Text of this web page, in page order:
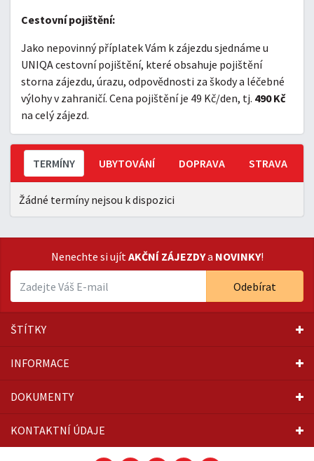
Cestovní pojištění:
Jako nepovinný příplatek Vám k zájezdu sjednáme u
UNIQA cestovní pojištění, které obsahuje pojištění
storna zájezdu, úrazu, odpovědnosti za škody a léčebné
výlohy v zahraničí. Cena pojištění je 49 Kč/den, tj. 490 Kč
na celý zájezd.
TERMÍNY UBYTOVÁNÍ DOPRAVA STRAVA
Žádné termíny nejsou k dispozici
Nenechte si ujítAKČNÍ ZÁJEZDYa NOVINKY!
Odebírat
ŠTÍTKY
INFORMACE
DOKUMENTY
KONTAKTNÍ ÚDAJE